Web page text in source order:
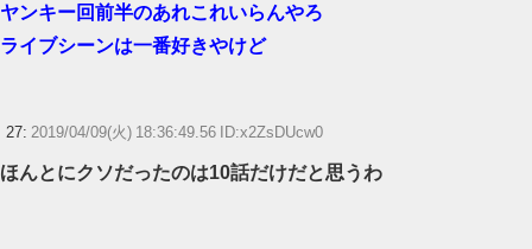
ヤンキー回前半のあれこれいらんやろ
ライブシーンは一番好きやけど
27: 2019/04/09(火) 18:36:49.56 ID:x2ZsDUcw0
ほんとにクソだったのは10話だけだと思うわ